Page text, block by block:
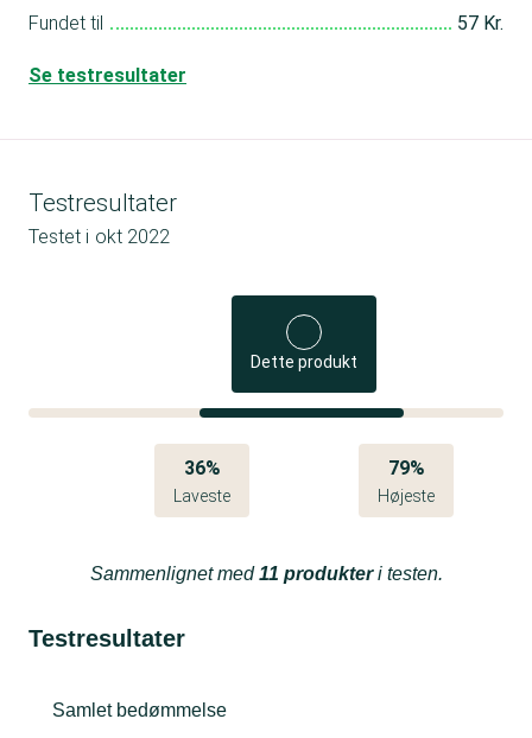
Fundet til 57 Kr.
Se testresultater
Testresultater
Testet i okt 2022
Dette produkt
36%
Laveste
79%
Højeste
Sammenlignet med11 produkteri testen.
Testresultater
Samlet bedømmelse